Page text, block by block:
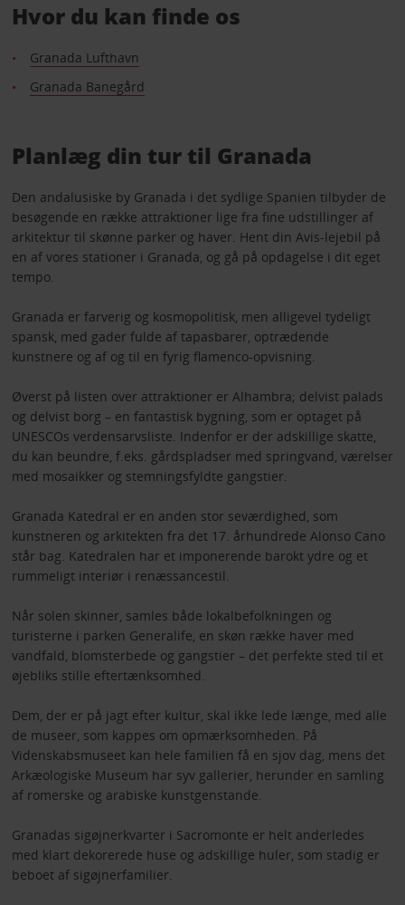
Hvor du kan finde os
Granada Lufthavn
Granada Banegård
Planlæg din tur til Granada
Den andalusiske by Granada i det sydlige Spanien tilbyder de
besøgende en række attraktioner lige fra fine udstillinger af
arkitektur til skønne parker og haver. Hent din Avis-lejebil på
en af vores stationer i Granada, og gå på opdagelse i dit eget
tempo.
Granada er farverig og kosmopolitisk, men alligevel tydeligt
spansk, med gader fulde af tapasbarer, optrædende
kunstnere og af og til en fyrig flamenco-opvisning.
Øverst på listen over attraktioner er Alhambra; delvist palads
og delvist borg – en fantastisk bygning, som er optaget på
UNESCOs verdensarvsliste. Indenfor er der adskillige skatte,
du kan beundre, f.eks. gårdspladser med springvand, værelser
med mosaikker og stemningsfyldte gangstier.
Granada Katedral er en anden stor seværdighed, som
kunstneren og arkitekten fra det 17. århundrede Alonso Cano
står bag. Katedralen har et imponerende barokt ydre og et
rummeligt interiør i renæssancestil.
Når solen skinner, samles både lokalbefolkningen og
turisterne i parken Generalife, en skøn række haver med
vandfald, blomsterbede og gangstier – det perfekte sted til et
øjebliks stille eftertænksomhed.
Dem, der er på jagt efter kultur, skal ikke lede længe, med alle
de museer, som kappes om opmærksomheden. På
Videnskabsmuseet kan hele familien få en sjov dag, mens det
Arkæologiske Museum har syv gallerier, herunder en samling
af romerske og arabiske kunstgenstande.
Granadas sigøjnerkvarter i Sacromonte er helt anderledes
med klart dekorerede huse og adskillige huler, som stadig er
beboet af sigøjnerfamilier.